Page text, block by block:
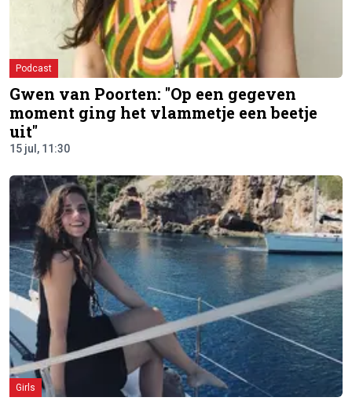
Podcast
Gwen van Poorten: "Op een gegeven
moment ging het vlammetje een beetje
uit"
15 jul, 11:30
Girls